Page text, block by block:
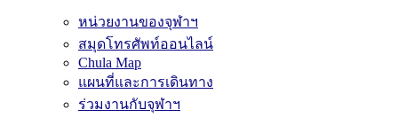
หน่วยงานของจุฬาฯ
สมุดโทรศัพท์ออนไลน์
Chula Map
แผนที่และการเดินทาง
ร่วมงานกับจุฬาฯ